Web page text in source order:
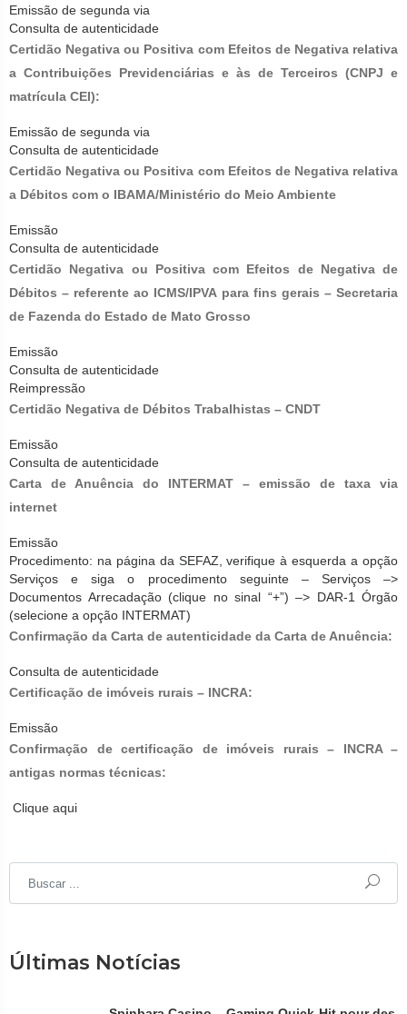
Emissão de segunda via
Consulta de autenticidade
Certidão Negativa ou Positiva com Efeitos de Negativa relativa
a Contribuições Previdenciárias e às de Terceiros (CNPJ e
matrícula CEI):
Emissão de segunda via
Consulta de autenticidade
Certidão Negativa ou Positiva com Efeitos de Negativa relativa
a Débitos com o IBAMA/Ministério do Meio Ambiente
Emissão
Consulta de autenticidade
Certidão Negativa ou Positiva com Efeitos de Negativa de
Débitos – referente ao ICMS/IPVA para fins gerais – Secretaria
de Fazenda do Estado de Mato Grosso
Emissão
Consulta de autenticidade
Reimpressão
Certidão Negativa de Débitos Trabalhistas – CNDT
Emissão
Consulta de autenticidade
Carta de Anuência do INTERMAT – emissão de taxa via
internet
Emissão
Procedimento: na página da SEFAZ, verifique à esquerda a opção
Serviços e siga o procedimento seguinte – Serviços –>
Documentos Arrecadação (clique no sinal “+”) –> DAR-1 Órgão
(selecione a opção INTERMAT)
Confirmação da Carta de autenticidade da Carta de Anuência:
Consulta de autenticidade
Certificação de imóveis rurais – INCRA:
Emissão
Confirmação de certificação de imóveis rurais – INCRA –
antigas normas técnicas:
Clique aqui
Últimas Notícias